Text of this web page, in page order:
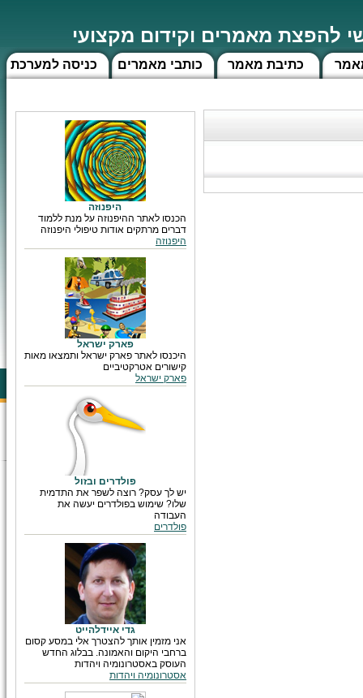
להפצת מאמרים וקידום מקצועי
כניסה למערכת כותבי מאמרים כתיבת מאמר
היפנוזה
הכנסו לאתר ההיפנוזה על מנת ללמוד
דברים מרתקים אודות טיפולי היפנוזה
היפנוזה
פארק ישראל
היכנסו לאתר פארק ישראל ותמצאו מאות
קישורים אטרקטיביים
פארק ישראל
פולדרים ובזול
יש לך עסק? רוצה לשפר את התדמית
שלו? שימוש בפולדרים יעשה את
העבודה
פולדרים
גדי איידלהייט
אני מזמין אותך להצטרך אלי במסע קסום
ברחבי היקום והאמונה. בבלוג החדש
העוסק באסטרונומיה ויהדות
אסטרונומיה ויהדות